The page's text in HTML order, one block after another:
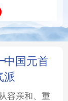
数字经济
溯源中国
国元首
派
容亲和、重